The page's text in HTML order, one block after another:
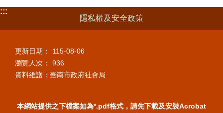
:::
隱私權及安全政策
更新日期：
115-08-06
瀏覽人次：
936
資料維護：臺南市政府社會局
本網站提供之下檔案如為*.pdf格式，請先下載及安裝Acrobat